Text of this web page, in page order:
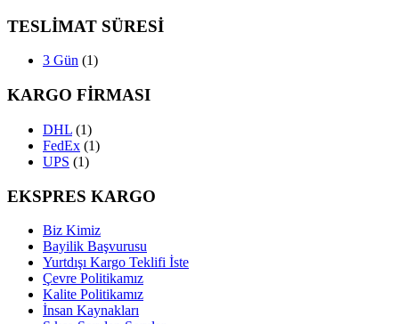
TESLİMAT SÜRESİ
3 Gün (1)
KARGO FİRMASI
DHL (1)
FedEx (1)
UPS (1)
EKSPRES KARGO
Biz Kimiz
Bayilik Başvurusu
Yurtdışı Kargo Teklifi İste
Çevre Politikamız
Kalite Politikamız
İnsan Kaynakları